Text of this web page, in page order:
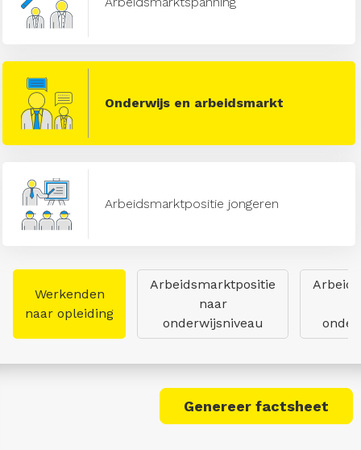
Onderwijs en arbeidsmarkt
Arbeidsmarktpositie jongeren
Werkenden
naar opleiding
Arbeidsmarktpositie
naar
onderwijsniveau
Genereer factsheet